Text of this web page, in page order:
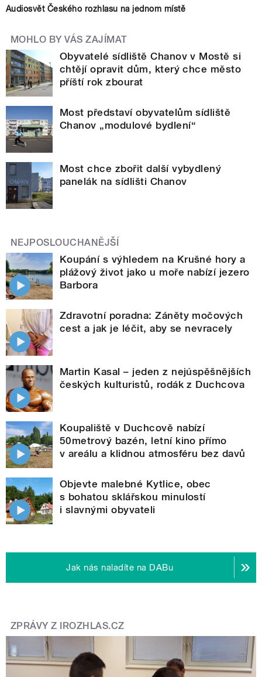
Audiosvět Českého rozhlasu na jednom místě
MOHLO BY VÁS ZAJÍMAT
Obyvatelé sídliště Chanov v Mostě si
chtějí opravit dům, který chce město
příští rok zbourat
Most představí obyvatelům sídliště
Chanov „modulové bydlení“
Most chce zbořit další vybydlený
panelák na sídlišti Chanov
NEJPOSLOUCHANĚJŠÍ
Koupání s výhledem na Krušné hory a
plážový život jako u moře nabízí jezero
Barbora
Zdravotní poradna: Záněty močových
cest a jak je léčit, aby se nevracely
Martin Kasal – jeden z nejúspěšnějších
českých kulturistů, rodák z Duchcova
Koupaliště v Duchcově nabízí
50metrový bazén, letní kino přímo
v areálu a klidnou atmosféru bez davů
Objevte malebné Kytlice, obec
s bohatou sklářskou minulostí
i slavnými obyvateli
Jak nás naladíte na DABu
ZPRÁVY Z IROZHLAS.CZ